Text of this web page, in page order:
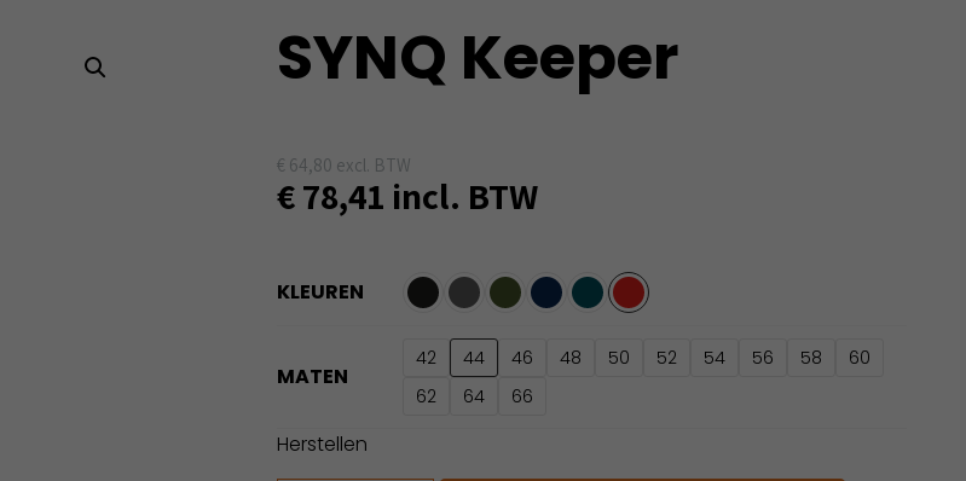
SYNQ Keeper
€ 64,80 excl. BTW
€78,41 incl. BTW
KLEUREN
MATEN
42 44 46 48 50 52 54 56 58
60
62
64 66
Herstellen